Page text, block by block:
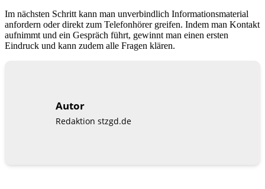
Im nächsten Schritt kann man unverbindlich Informationsmaterial
anfordern oder direkt zum Telefonhörer greifen. Indem man Kontakt
aufnimmt und ein Gespräch führt, gewinnt man einen ersten
Eindruck und kann zudem alle Fragen klären.
Autor
Redaktion stzgd.de